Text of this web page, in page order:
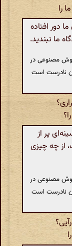
را
دور افتاده
ما نبندید.
مصنوعی در
نادرست است
پر از
از چه چیزی
مصنوعی در
نادرست است